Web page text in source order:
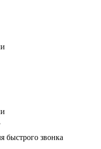
быстрого звонка